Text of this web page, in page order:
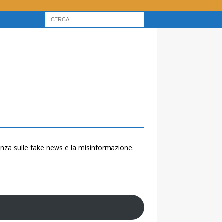
sulle fake news e la misinformazione.